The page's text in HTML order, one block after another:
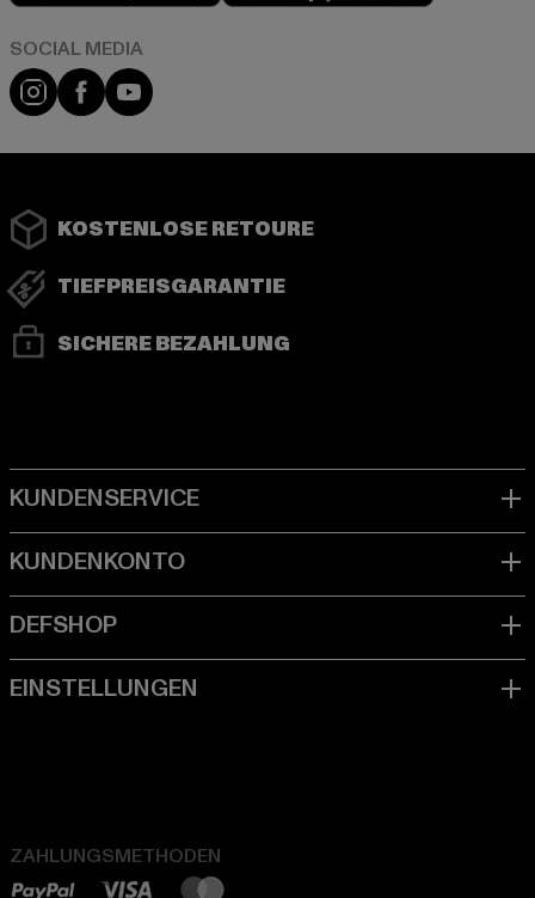
Instagram
FacebookYouTube
KOSTENLOSE RETOURE
TIEFPREISGARANTIE
SICHERE BEZAHLUNG
ZAHLUNGSMETHODEN